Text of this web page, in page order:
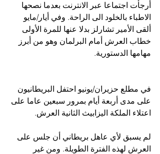
أرجأت اجتماعا عبر الانترنت بعدما نصحها
الاطباء بالخلود الى الراحة. وفي أيار/مايو
ألقى الأمير تشارلز بدلا عنها للمرة الأولى
خطاب العرش أمام البرلمان وهو من أبرز
مهامها الدستورية.
في مطلع حزيران/يونيو احتفل البريطانيون
على مدى أربعة أيام بمرور سبعين عاما على
اعتلاء الملكة اليزابيث الثانية العرش.
لم يسبق لأي عاهل بريطاني أن جلس على
العرش لهذه الفترة الطويلة. ومن غير